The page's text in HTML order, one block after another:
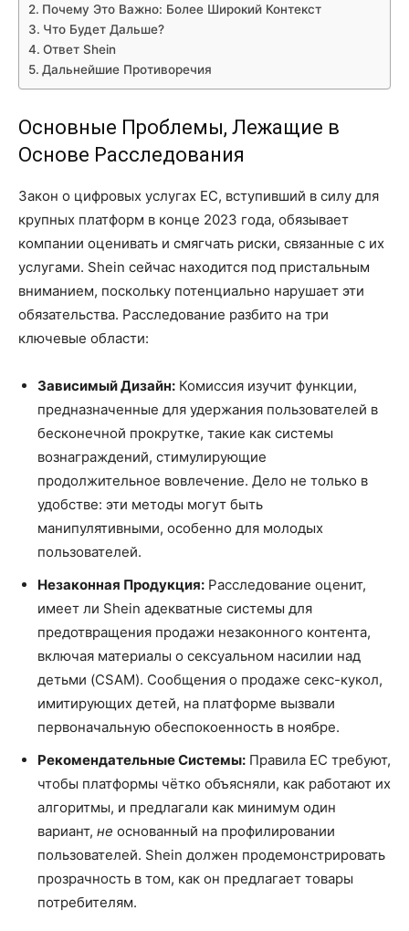
Почему Это Важно: Более Широкий Контекст
Что Будет Дальше?
Ответ Shein
Дальнейшие Противоречия
Основные Проблемы, Лежащие в
Основе Расследования
Закон о цифровых услугах ЕС, вступивший в силу для
крупных платформ в конце 2023 года, обязывает
компании оценивать и смягчать риски, связанные с их
услугами. Shein сейчас находится под пристальным
вниманием, поскольку потенциально нарушает эти
обязательства. Расследование разбито на три
ключевые области:
Зависимый Дизайн: Комиссия изучит функции,
предназначенные для удержания пользователей в
бесконечной прокрутке, такие как системы
вознаграждений, стимулирующие
продолжительное вовлечение. Дело не только в
удобстве: эти методы могут быть
манипулятивными, особенно для молодых
пользователей.
Незаконная Продукция: Расследование оценит,
имеет ли Shein адекватные системы для
предотвращения продажи незаконного контента,
включая материалы о сексуальном насилии над
детьми (CSAM). Сообщения о продаже секс-кукол,
имитирующих детей, на платформе вызвали
первоначальную обеспокоенность в ноябре.
Рекомендательные Системы: Правила ЕС требуют,
чтобы платформы чётко объясняли, как работают их
алгоритмы, и предлагали как минимум один
вариант, не основанный на профилировании
пользователей. Shein должен продемонстрировать
прозрачность в том, как он предлагает товары
потребителям.